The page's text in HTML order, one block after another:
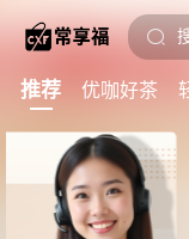
推荐 优咖好茶